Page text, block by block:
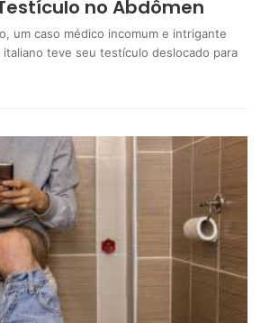
no Abdômen
um caso médico incomum e intrigante
teve seu testículo deslocado para